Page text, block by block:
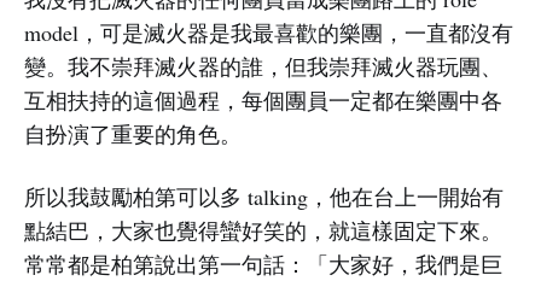
model，可是滅火器是我最喜歡的樂團，一直都沒有
變。我不崇拜滅火器的誰，但我崇拜滅火器玩團、
互相扶持的這個過程，每個團員一定都在樂團中各
自扮演了重要的角色。
所以我鼓勵柏第可以多 talking，他在台上一開始有
點結巴，大家也覺得蠻好笑的，就這樣固定下來。
常常都是柏第說出第一句話：「大家好，我們是巨